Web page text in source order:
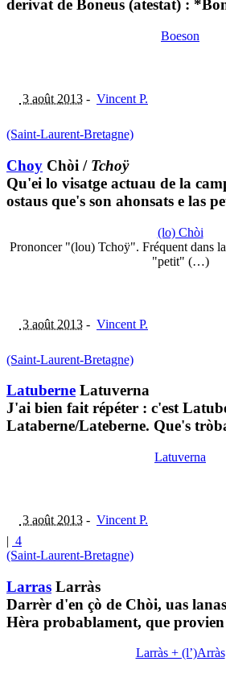
derivat de Boneus (atestat) :
Boeson
3 août 2013 - Vincent P.
(Saint-Laurent-Bretagne)
Choy Chòi / Tchoÿ
Qu'ei lo visatge actuau de la
ostaus que's son ahonsats e las
(lo) Chòi
Prononcer "(lou) Tchoÿ". Fréquent dans
"petit" (…)
3 août 2013 - Vincent P.
(Saint-Laurent-Bretagne)
Latuberne Latuverna
J'ai bien fait répéter : c'est
Lataberne/Lateberne. Que's
Latuverna
3 août 2013 - Vincent P.
| 4
(Saint-Laurent-Bretagne)
Larras Larràs
Darrèr d'en çò de Chòi, uas
Hèra probablament, que
Larràs + (l’)Arràs